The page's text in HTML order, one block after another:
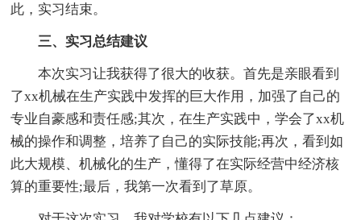
此，实习结束。
三、实习总结建议
本次实习让我获得了很大的收获。首先是亲眼看到
了xx机械在生产实践中发挥的巨大作用，加强了自己的
专业自豪感和责任感;其次，在生产实践中，学会了xx机
械的操作和调整，培养了自己的实际技能;再次，看到如
此大规模、机械化的生产，懂得了在实际经营中经济核
算的重要性;最后，我第一次看到了草原。